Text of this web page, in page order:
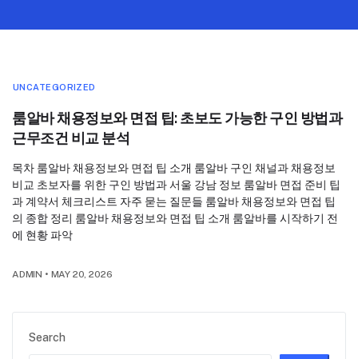
Search
UNCATEGORIZED
룸알바 채용정보와 면접 팁: 초보도 가능한 구인 방법과
근무조건 비교 분석
목차 룸알바 채용정보와 면접 팁 소개 룸알바 구인 채널과 채용정보
비교 초보자를 위한 구인 방법과 서울 강남 정보 룸알바 면접 준비 팁
과 계약서 체크리스트 자주 묻는 질문들 룸알바 채용정보와 면접 팁
의 종합 정리 룸알바 채용정보와 면접 팁 소개 룸알바를 시작하기 전
에 현황 파악
ADMIN • MAY 20, 2026